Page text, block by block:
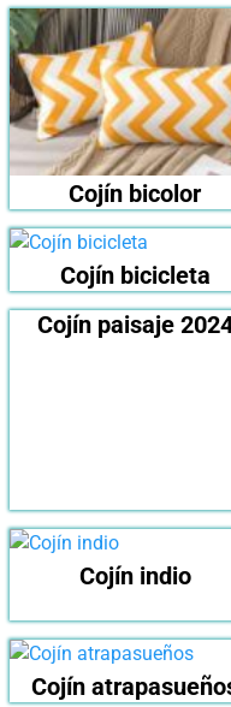
Cojín bicolor
Cojín bicicleta
Cojín paisaje
Cojín indio
Cojín